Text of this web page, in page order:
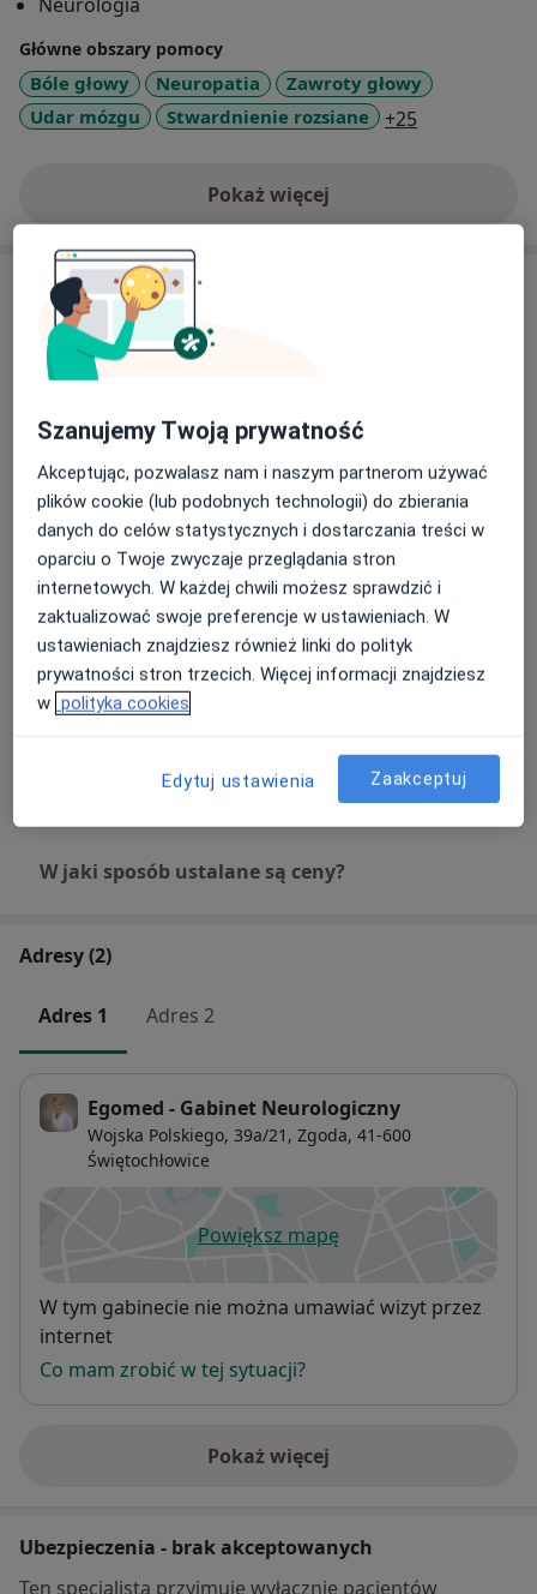
Neurologia
Główne obszary pomocy
Bóle głowy Neuropatia
Zawroty głowy
Udar mózgu
Stwardnienie rozsiane +25
Pokaż więcejo doświadczeniu
Usługi i ceny
Konsultacja neurologiczna
Od 100 zł Szczegóły
Badania neurologiczne
Badania wstępne
100 zł Szczegóły
Botoks
Szczegóły
Farmakoterapia
W jaki sposób ustalane są ceny?
Adresy (2)
Adres 1 Adres 2
Egomed - Gabinet Neurologiczny
Wojska Polskiego, 39a/21, Zgoda, 41-600
Świętochłowice
Powiększ mapęotwiera się w nowej karcie
Dostępność
W tym gabinecie nie można umawiać wizyt przez
internet
Co mam zrobić w tej sytuacji?
Pokaż więcej
o adresie
Ubezpieczenia - brak akceptowanych
Ten specjalista przyjmuje wyłącznie pacjentów
Szanujemy Twoją prywatność
Akceptując, pozwalasz nam i naszym partnerom używać
plików cookie (lub podobnych technologii) do zbierania
danych do celów statystycznych i dostarczania treści w
oparciu o Twoje zwyczaje przeglądania stron
internetowych. W każdej chwili możesz sprawdzić i
zaktualizować swoje preferencje w ustawieniach. W
ustawieniach znajdziesz również linki do polityk
prywatności stron trzecich. Więcej informacji znajdziesz
w polityka cookies
Edytuj ustawienia Zaakceptuj